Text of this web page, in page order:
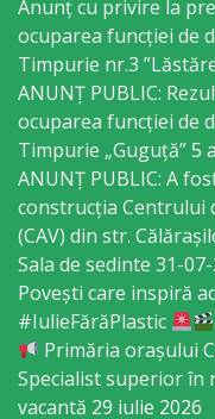
Consiliul
local
Secretarul
Consiliului
Consilieri
Comisii
de
Anunț cu privire la
ocuparea funcţiei de
Timpurie nr.3
ANUNȚ PUBLIC:
ocuparea funcției de
Timpurie „Guguță”5
ANUNȚ PUBLIC: A
construcția Centrului
(CAV) din str.
Sala de sedinte 31-
Povești care inspiră
#IulieFărăPlastic
Primăria orașului
Specialist superior
vacantă 29 iulie 2026